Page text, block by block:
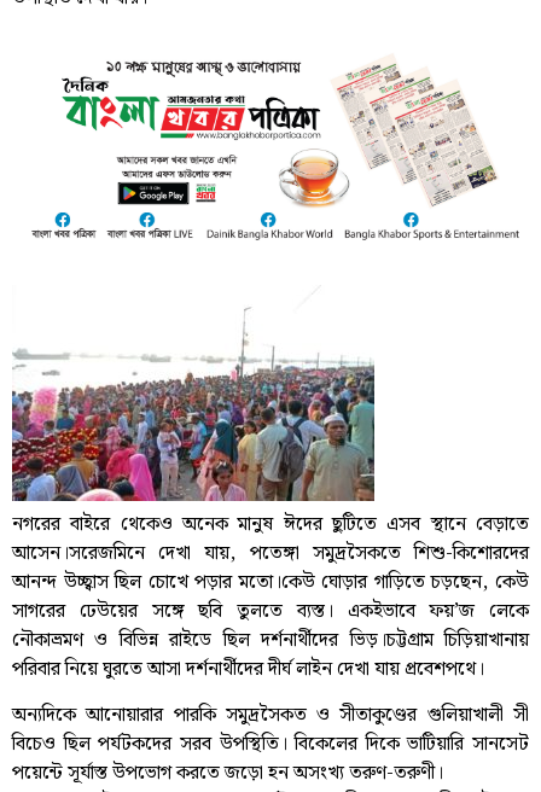
নগরের বাইরে থেকেও অনেক মানুষ ঈদের ছুটিতে এসব স্থানে বেড়াতে
আসেন।সরেজমিনে দেখা যায়, পতেঙ্গা সমুদ্রসৈকতে শিশু-কিশোরদের
আনন্দ উচ্ছ্বাস ছিল চোখে পড়ার মতো।কেউ ঘোড়ার গাড়িতে চড়ছেন, কেউ
সাগরের ঢেউয়ের সঙ্গে ছবি তুলতে ব্যস্ত। একইভাবে ফয়’জ লেকে
নৌকাভ্রমণ ও বিভিন্ন রাইডে ছিল দর্শনার্থীদের ভিড়।চট্টগ্রাম চিড়িয়াখানায়
পরিবার নিয়ে ঘুরতে আসা দর্শনার্থীদের দীর্ঘ লাইন দেখা যায় প্রবেশপথে।
অন্যদিকে আনোয়ারার পারকি সমুদ্রসৈকত ও সীতাকুণ্ডের গুলিয়াখালী সী
বিচেও ছিল পর্যটকদের সরব উপস্থিতি। বিকেলের দিকে ভাটিয়ারি সানসেট
পয়েন্টে সূর্যাস্ত উপভোগ করতে জড়ো হন অসংখ্য তরুণ-তরুণী।